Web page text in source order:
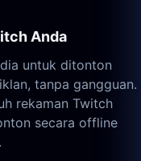
Anda
untuk ditonton
tanpa gangguan.
rekaman Twitch
secara offline